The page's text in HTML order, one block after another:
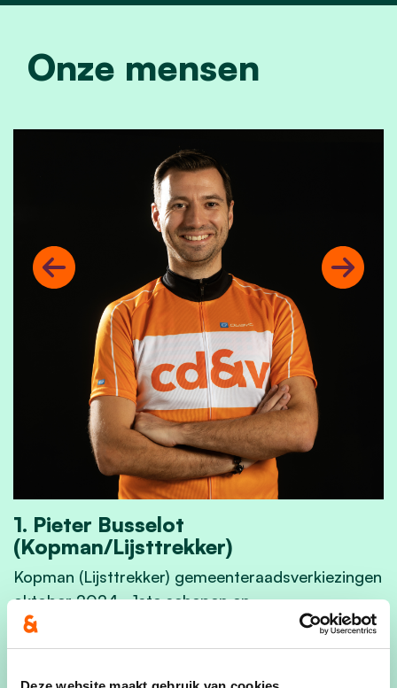
Onze mensen
1. Pieter Busselot
(Kopman/Lijsttrekker)
Kopman (Lijsttrekker) gemeenteraadsverkiezingen
oktober 2024 - 1ste schepen en
Gemeenteraadslid
Previous Next
al onze mensen